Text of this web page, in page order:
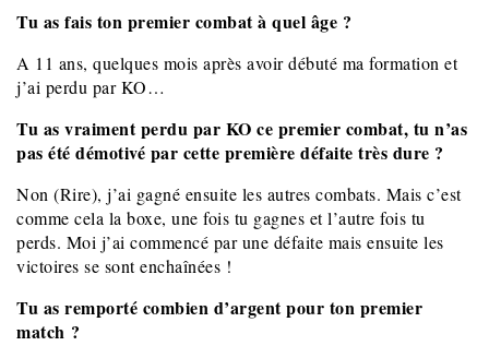
Tu as fais ton premier combat à quel âge ?
A 11 ans, quelques mois après avoir débuté ma formation et
j’ai perdu par KO…
Tu as vraiment perdu par KO ce premier combat, tu n’as
pas été démotivé par cette première défaite très dure ?
Non (Rire), j’ai gagné ensuite les autres combats. Mais c’est
comme cela la boxe, une fois tu gagnes et l’autre fois tu
perds. Moi j’ai commencé par une défaite mais ensuite les
victoires se sont enchaînées !
Tu as remporté combien d’argent pour ton premier
match ?